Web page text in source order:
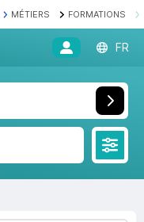
MÉTIERS FORMATIONS
FR